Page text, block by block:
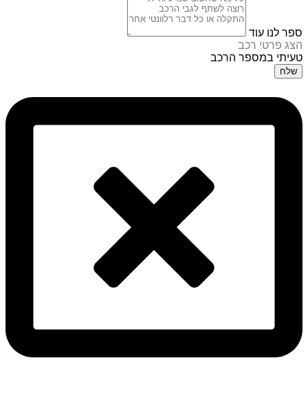
ספר לנו עוד
הצג פרטי רכב
טעיתי במספר הרכב
שלח